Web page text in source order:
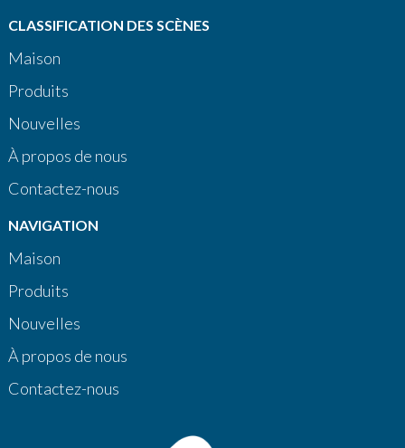
CLASSIFICATION DES SCÈNES
Maison
Produits
Nouvelles
À propos de nous
Contactez-nous
NAVIGATION
Maison
Produits
Nouvelles
À propos de nous
Contactez-nous